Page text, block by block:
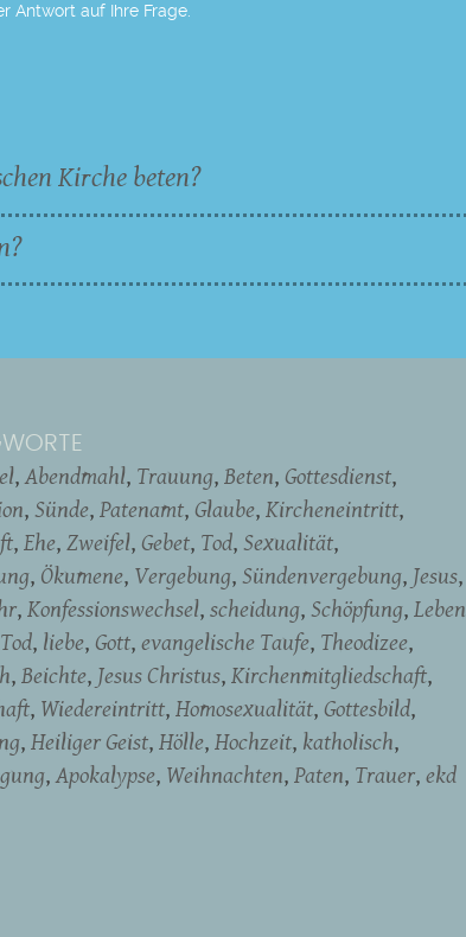
Antwort auf Ihre Frage.
Kirche beten?
Abendmahl Trauung Beten Gottesdienst
Sünde Patenamt Glaube Kircheneintritt
Ehe Zweifel Gebet Tod Sexualität
Ökumene Vergebung Sündenvergebung Jesus
Konfessionswechsel scheidung Schöpfung Leben
liebe Gott evangelische Taufe Theodizee
Beichte Jesus Christus Kirchenmitgliedschaft
Wiedereintritt Homosexualität Gottesbild
Heiliger Geist Hölle Hochzeit katholisch
Apokalypse Weihnachten Paten Trauer ekd